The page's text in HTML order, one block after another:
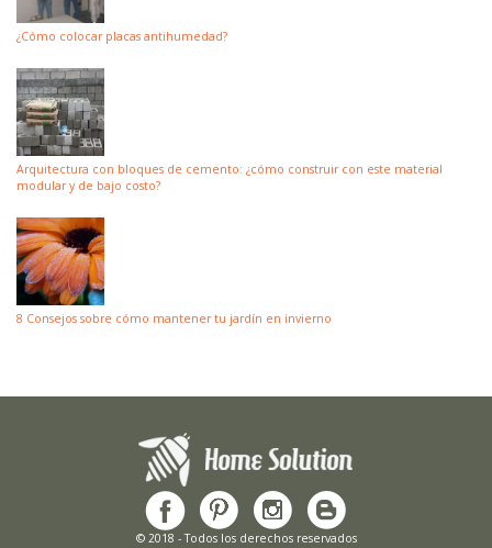
¿Cómo colocar placas antihumedad?
Arquitectura con bloques de cemento: ¿cómo construir con este material
modular y de bajo costo?
8 Consejos sobre cómo mantener tu jardín en invierno
© 2018 - Todos los derechos reservados